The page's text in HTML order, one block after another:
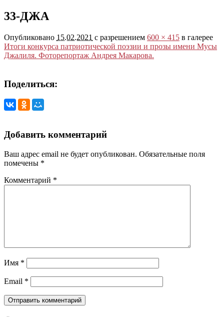
33-ДЖА
Опубликовано 15.02.2021 с разрешением 600 × 415 в галерее
Итоги конкурса патриотической поэзии и прозы имени Мусы
Джалиля. Фоторепортаж Андрея Макарова.
Поделиться:
Добавить комментарий
Ваш адрес email не будет опубликован. Обязательные поля
помечены *
Комментарий *
Имя *
Email *